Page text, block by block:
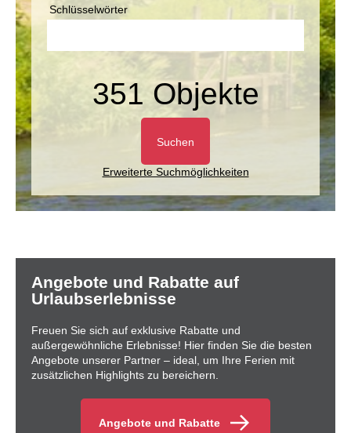
Schlüsselwörter
351 Objekte
Suchen
Erweiterte Suchmöglichkeiten
Angebote und Rabatte auf
Urlaubserlebnisse
Freuen Sie sich auf exklusive Rabatte und
außergewöhnliche Erlebnisse! Hier finden Sie die besten
Angebote unserer Partner – ideal, um Ihre Ferien mit
zusätzlichen Highlights zu bereichern.
Angebote und Rabatte